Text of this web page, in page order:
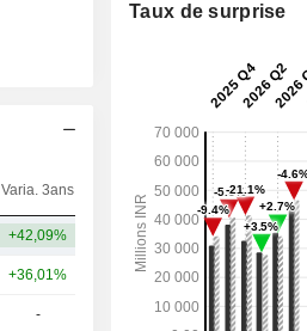
Varia. 3ans Capi.($)
+42,09% 23,72 Md
+36,01% 26,91 Md
- 26,01 Md
Taux de surprise